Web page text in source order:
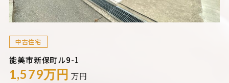
中古住宅
能美市新保町ル9-1
1,579万円 万円